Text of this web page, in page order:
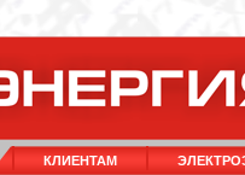
КЛИЕНТАМ